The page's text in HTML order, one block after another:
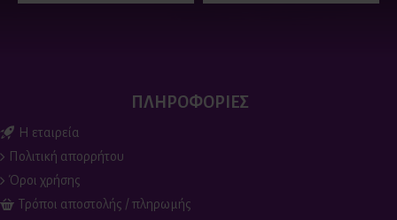
ΠΛΗΡΟΦΟΡΙΕΣ
Η εταιρεία
Πολιτική απορρήτου
Όροι χρήσης
Τρόποι αποστολής / πληρωμής